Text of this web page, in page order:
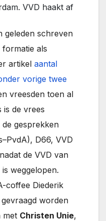
VVD haakt af
geleden schreven
als
artikel aantal
vorige twee
vreesden toen al
is de vrees
gesprekken
D66, VVD
de VVD van
weggelopen.
coffee Diederik
worden
met Christen Unie,